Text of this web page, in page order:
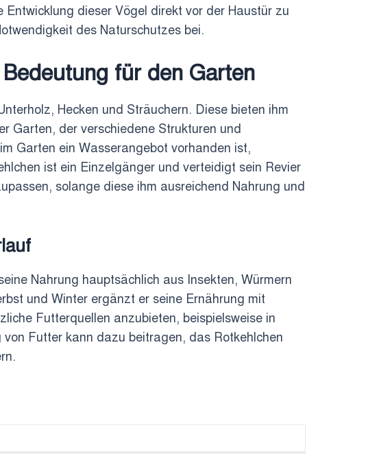
dieser Vögel direkt vor der Haustür zu
des Naturschutzes bei.
für den Garten
Hecken und Sträuchern. Diese bieten ihm
Garten, der verschiedene Strukturen und
Garten ein Wasserangebot vorhanden ist,
ist ein Einzelgänger und verteidigt sein Revier
solange diese ihm ausreichend Nahrung und
Nahrung hauptsächlich aus Insekten, Würmern
und Winter ergänzt er seine Ernährung mit
Futterquellen anzubieten, beispielsweise in
von Futter kann dazu beitragen, das Rotkehlchen